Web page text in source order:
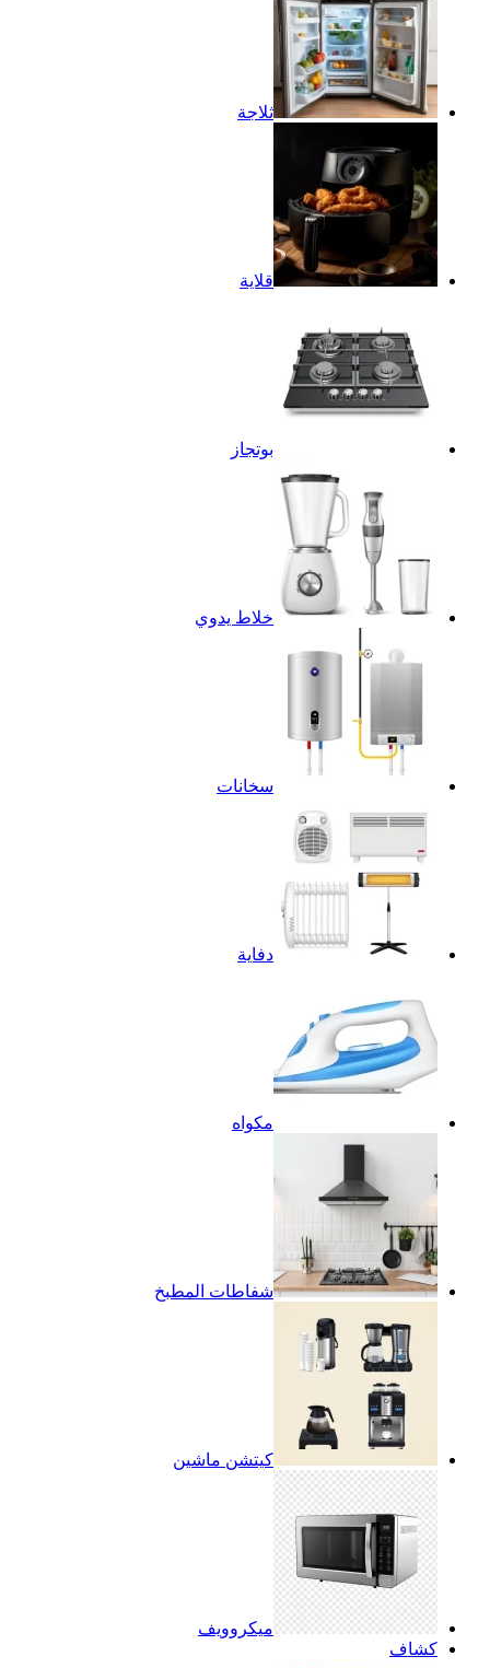
ثلاجة
قلاية
بوتجاز
خلاط يدوي
سخانات
دفاية
مكواه
شفاطات المطبخ
كيتشن ماشين
ميكروويف
كشاف